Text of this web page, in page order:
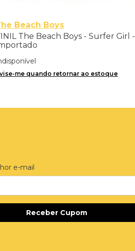
Beach Boys
The Beach Boys - Surfer Girl -
me quando retornar ao estoque
e-mail
Receber Cupom